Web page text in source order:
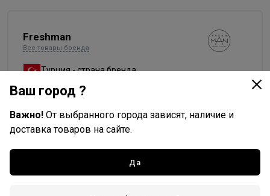
Freshman
Все товары бренда
Турция - страна бренда
Турция - страна производства
Доставка
Стоимость и способы доставки будут доступны при
Ваш город ?
Важно! От выбранного города зависят, наличие и
доставка товаров на сайте.
Да